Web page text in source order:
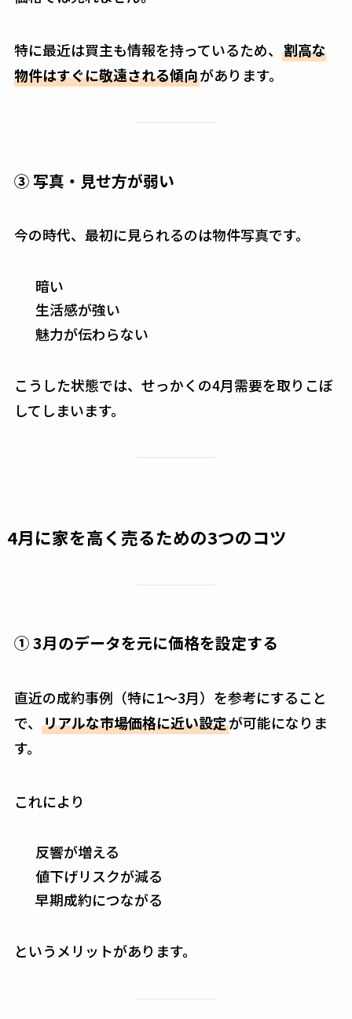
特に最近は買主も情報を持っているため、 割高な
物件はすぐに敬遠される傾向があります。
③ 写真・見せ方が弱い
今の時代、最初に見られるのは物件写真です。
暗い
生活感が強い
魅力が伝わらない
こうした状態では、せっかくの4月需要を取りこぼ
してしまいます。
4月に家を高く売るための3つのコツ
① 3月のデータを元に価格を設定する
直近の成約事例（特に1〜3月）を参考にすること
で、 リアルな市場価格に近い設定が可能になりま
す。
これにより
反響が増える
値下げリスクが減る
早期成約につながる
というメリットがあります。